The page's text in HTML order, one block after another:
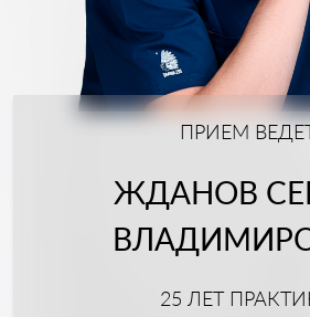
ПРИЕМ
ЖДАНОВ
25 ЛЕТ